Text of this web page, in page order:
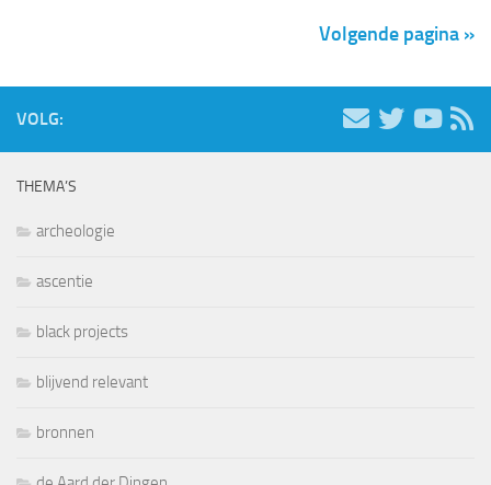
Volgende pagina »
VOLG:
THEMA’S
archeologie
ascentie
black projects
blijvend relevant
bronnen